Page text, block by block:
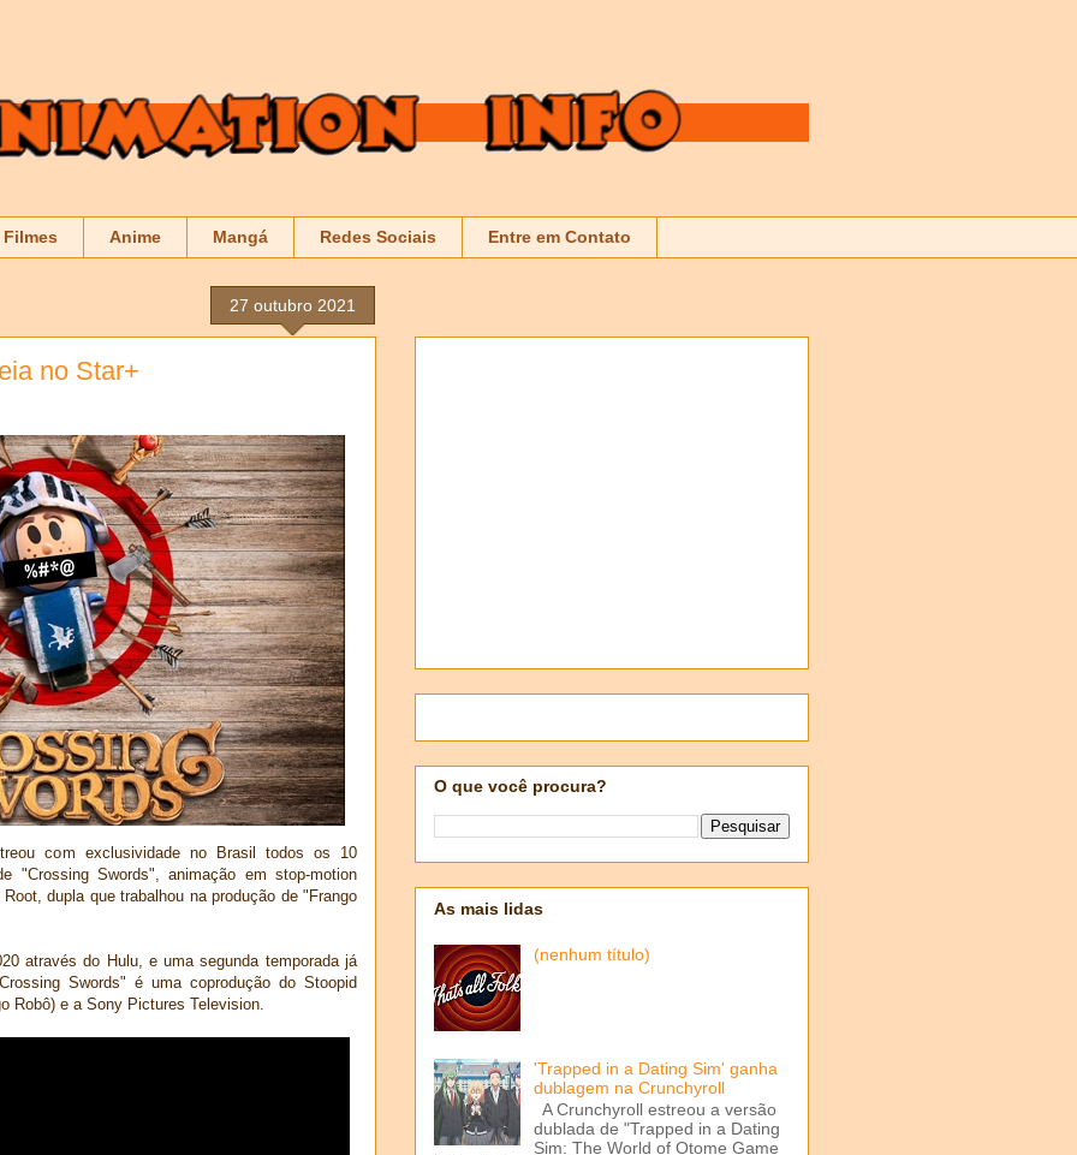
Filmes Anime Mangá Redes Sociais Entre em Contato
27 outubro 2021
no Star+
com exclusividade no Brasil todos os 10
"Crossing Swords", animação em stop-motion
dupla que trabalhou na produção de "Frango
através do Hulu, e uma segunda temporada já
Swords" é uma coprodução do Stoopid
Robô) e a Sony Pictures Television.
O que você procura?
As mais lidas
(nenhum título)
'Trapped in a Dating Sim' ganha
dublagem na Crunchyroll
A Crunchyroll estreou a versão
dublada de "Trapped in a Dating
Sim: The World of Otome Game